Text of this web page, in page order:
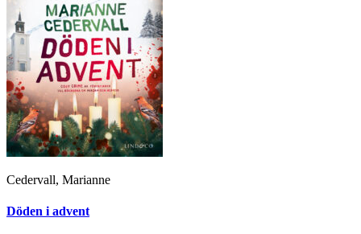
Cedervall, Marianne
Döden i advent